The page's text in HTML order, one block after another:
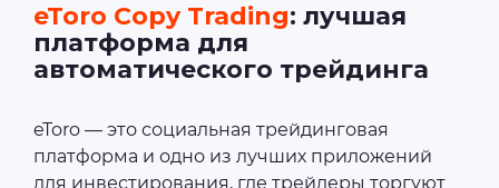
eToro Copy Trading: лучшая
платформа для
автоматического трейдинга
eToro — это социальная трейдинговая
платформа и одно из лучших приложений
для инвестирования, где трейдеры торгуют